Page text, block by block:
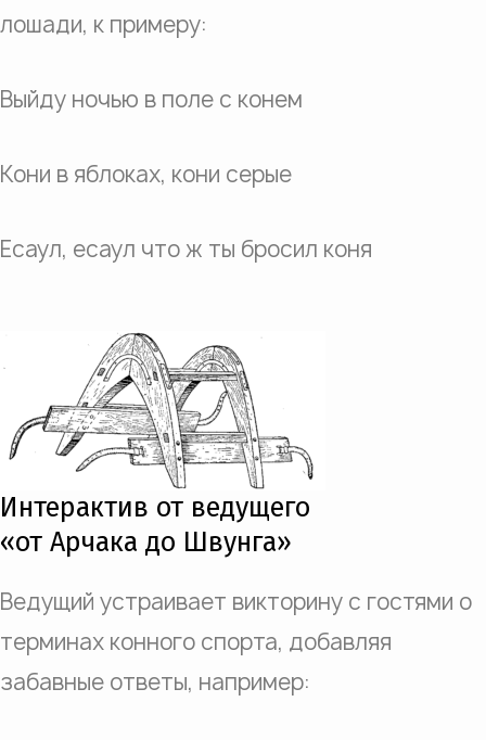
лошади, к примеру:
Выйду ночью в поле с конем
Кони в яблоках, кони серые
Есаул, есаул что ж ты бросил коня
Интерактив от ведущего
«от Арчака до Швунга»
Ведущий устраивает викторину с гостями о
терминах конного спорта, добавляя
забавные ответы, например: